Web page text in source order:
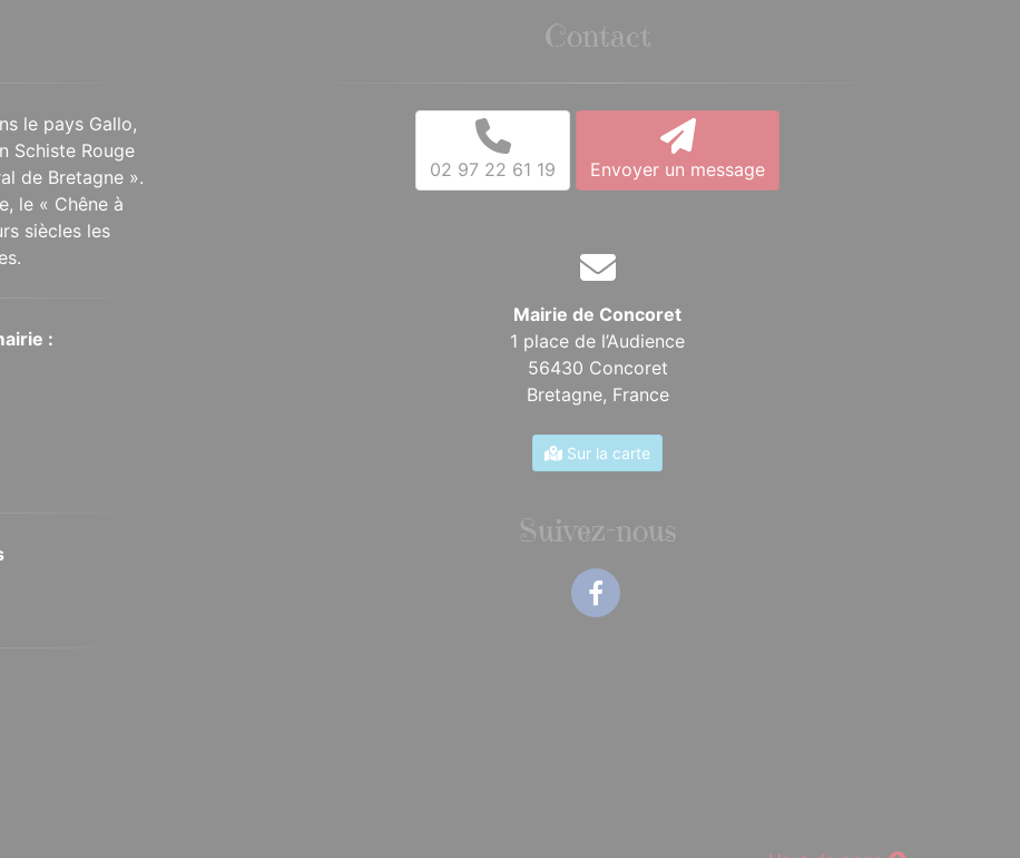
le pays Gallo,
Schiste Rouge
de Bretagne ».
le « Chêne à
siècles les
:
Contact
02 97 22 61 19 Envoyer un message
Mairie de Concoret
1 place de l’Audience
56430 Concoret
Bretagne, France
Sur la carte
Suivez-nous